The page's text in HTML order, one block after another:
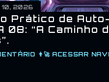
2026
Prático de
08: “A Caminho
👨‍🚀 ACESSAR